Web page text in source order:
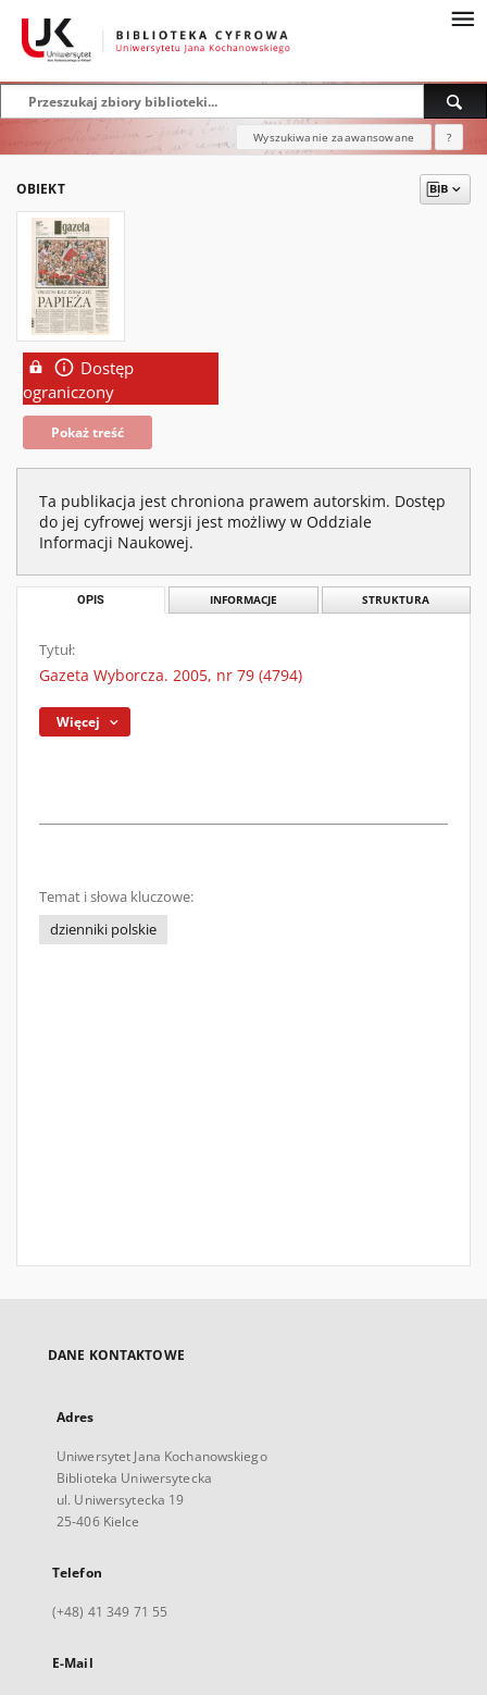
Wyszukiwanie zaawansowane ?
OBIEKT
Dostęp
ograniczony
Pokaż treść
Ta publikacja jest chroniona prawem autorskim. Dostęp
do jej cyfrowej wersji jest możliwy w Oddziale
Informacji Naukowej.
OPIS INFORMACJE STRUKTURA
Tytuł:
Gazeta Wyborcza. 2005, nr 79 (4794)
Więcej
Temat i słowa kluczowe:
dzienniki polskie
DANE KONTAKTOWE
Adres
Uniwersytet Jana Kochanowskiego
Biblioteka Uniwersytecka
ul. Uniwersytecka 19
25-406 Kielce
Telefon
(+48) 41 349 71 55
E-Mail